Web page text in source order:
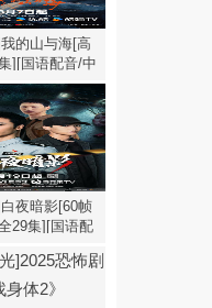
的山与海[高
][国语配音/中
夜暗影[60帧
29集][国语配